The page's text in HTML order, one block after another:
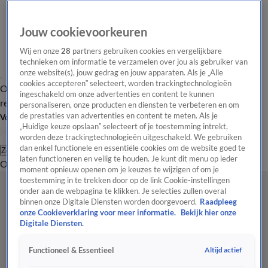
Overzicht Laatste nieuws Regionieuws Het beste van Hart
Tip de
redactie
Volg Hart van Nederland
Zoeken
OverzichtRegioUitzendingenWeerTip de redactiePanelVideo's
Jouw cookievoorkeuren
Wij en onze28 partners gebruiken cookies en vergelijkbare
technieken om informatie te verzamelen over jou als gebruiker van
onze website(s), jouw gedrag en jouw apparaten. Als je „Alle
cookies accepteren” selecteert, worden trackingtechnologieën
ingeschakeld om onze advertenties en content te kunnen
personaliseren, onze producten en diensten te verbeteren en om
de prestaties van advertenties en content te meten. Als je
„Huidige keuze opslaan” selecteert of je toestemming intrekt,
worden deze trackingtechnologieën uitgeschakeld. We gebruiken
dan enkel functionele en essentiële cookies om de website goed te
laten functioneren en veilig te houden. Je kunt dit menu op ieder
moment opnieuw openen om je keuzes te wijzigen of om je
toestemming in te trekken door op de link Cookie-instellingen
onder aan de webpagina te klikken. Je selecties zullen overal
binnen onze Digitale Diensten worden doorgevoerd. Raadpleeg
onze Cookieverklaring voor meer informatie.
Bekijk hier onze
Digitale Diensten.
Functioneel & Essentieel Altijd actief